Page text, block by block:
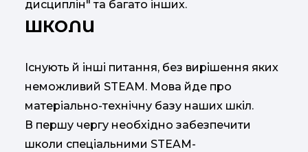
дисциплін" та багато інших.
ШКОЛИ
Існують й інші питання, без вирішення яких
неможливий STEAM. Мова йде про
матеріально-технічну базу наших шкіл.
В першу чергу необхідно забезпечити
школи спеціальними STEAM-